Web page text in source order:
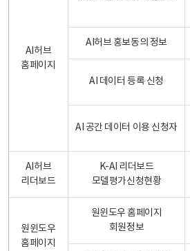
AI허브
홈페이지
AI허브 홍보동의 정보
AI 데이터 등록 신청
AI 공간 데이터 이용 신청자
AI허브
리더보드
K-AI 리더보드
모델평가신청현황
원윈도우
홈페이지
원윈도우 홈페이지
회원정보